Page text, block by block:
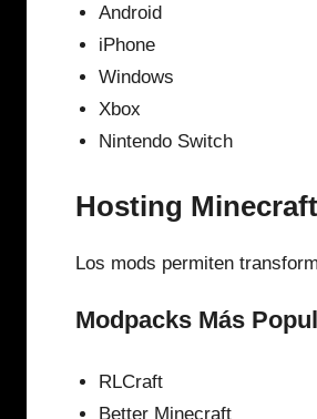
Android
iPhone
Windows
Xbox
Nintendo Switch
Hosting
Los mods permiten
Modpacks Más
RLCraft
Better Minecraft